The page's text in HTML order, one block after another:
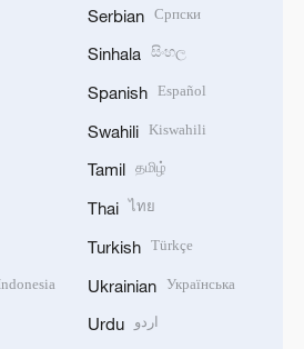
Serbian Српски
Sinhala සිංහල
Spanish Español
Swahili Kiswahili
Tamil தமிழ்
Thai ไทย
Turkish Türkçe
Ukrainian Українська
Urdu اردو